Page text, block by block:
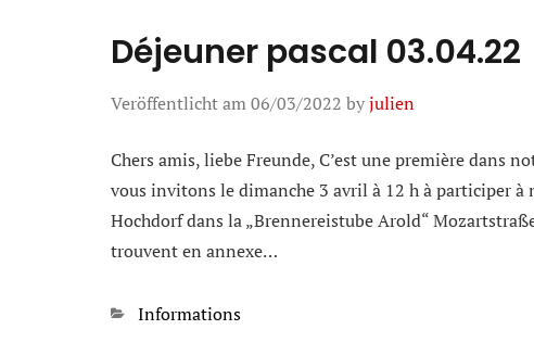
Déjeuner pascal 03.04.22
Veröffentlicht am06/03/2022 byjulien
Chers amis, liebe Freunde, C’est une première dans
vous invitons le dimanche 3 avril à 12 h à participer à
Hochdorf dans la „Brennereistube Arold“
trouvent en annexe…
Kategorien
Informations